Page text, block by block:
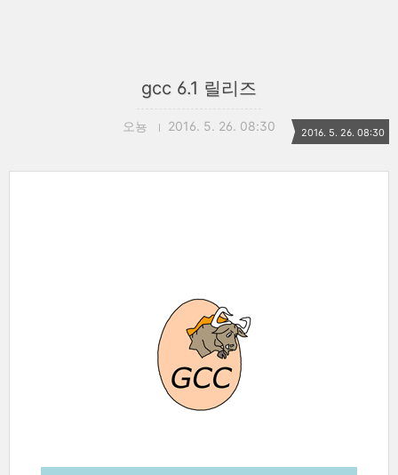
gcc 6.1 릴리즈
오뇽 2016. 5. 26. 08:30 2016. 5. 26. 08:30